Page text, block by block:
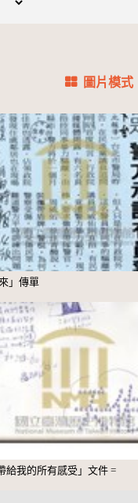
圖片模式
」傳單
給我的所有感受」文件 =